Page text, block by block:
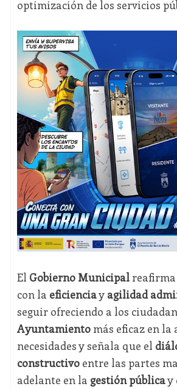
optimización de los servicios
El Gobierno Municipalreafirma
con la eficienciay agilidad
seguir ofreciendo a los
Ayuntamientomás eficaz en la
necesidades y señala que el
constructivoentre las partes
adelante en la gestión públicay